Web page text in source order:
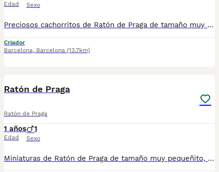
Edad Sexo
Preciosos cachorritos de Ratón de Praga de tamaño muy pequeñito, tienen dos meses de edad, macho y hembra, muy buen carácter, muy buenos, cariñosos y divertidos. Se entregan revisados por nuestro veterinario, vacunados, desparasitados, con su cartilla veterinaria, microchip y garantía sanitaria por escrito vírica y congénita, muy sanos, criados en entorno familiar. Ven a verlos sin compromiso cualquier día de la semana incluidos festivos . Disponemos de centro con numero zoológico T-2500116 Mi número de teléfono: 610676133
Criador
Barcelona, Barcelona (13.7km)
Ratón de Praga
Ratón de Praga
1 años
Edad
1
Sexo
Miniaturas de Ratón de Praga de tamaño muy pequeñito, tienen dos meses y medio de edad, macho y hembra, muy buen caracter, muy buenos, cariñoos y divertidos. Se entregan revisados por nuestro veterinario, vacunados, desparasitados, con su cartilla veterinaria, microchip y garantía sanitaria por escrito vírica y congénita, muy sanos, criados en entorno familiar. Ven a verlos sin compromiso cualquier día de la semana incluidos festivos . Disponemos de centro con numero zoológico T-2500116 Mi número de teléfono: 610676133